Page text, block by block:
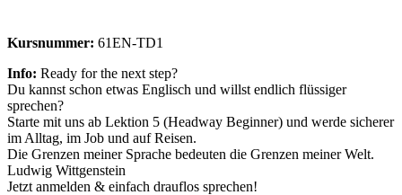
Kursnummer: 61EN-TD1
Info: Ready for the next step?
Du kannst schon etwas Englisch und willst endlich flüssiger
sprechen?
Starte mit uns ab Lektion 5 (Headway Beginner) und werde sicherer
im Alltag, im Job und auf Reisen.
Die Grenzen meiner Sprache bedeuten die Grenzen meiner Welt.
Ludwig Wittgenstein
Jetzt anmelden & einfach drauflos sprechen!